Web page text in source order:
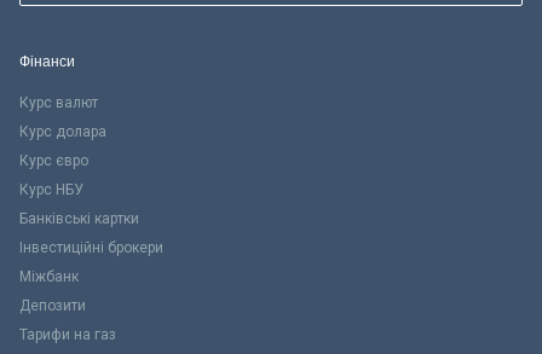
Фінанси
Курс валют
Курс долара
Курс євро
Курс НБУ
Банківські картки
Інвестиційні брокери
Міжбанк
Депозити
Тарифи на газ